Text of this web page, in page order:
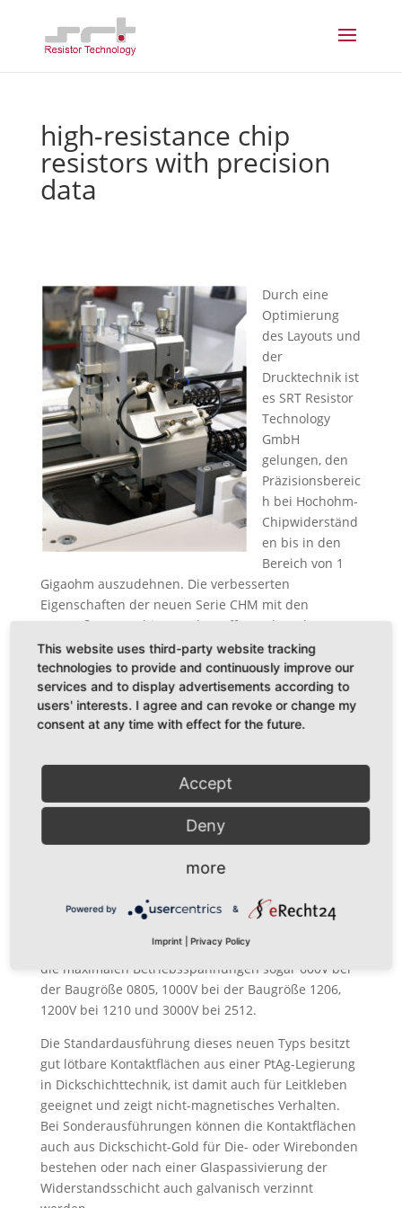
high-resistance chip
resistors with precision
data
Durch eine
Optimierung
des Layouts und
der
Drucktechnik ist
es SRT Resistor
Technology
GmbH
gelungen, den
Präzisionsbereic
h bei Hochohm-
Chipwiderständ
en bis in den
Bereich von 1
Gigaohm auszudehnen. Die verbesserten
Eigenschaften der neuen Serie CHM mit den
Baugrößen 0805 bis 2512 betreffen neben der
Widerstandstoleranz vor allem die Temperatur- und
Spannungskoeffizienten. So ist jetzt z.B. die
Baugröße 1206 im Bereich bis 1 Gigaohm mit einem
Temperatur-koeffizienten von 50 ppm/K und einem
Spannungskoeffizienten von kleiner als 100 ppm/V
sich auch bei den anderen Baugrößen ergeben.
Durch das optimierte Layout war es möglich, die
maximalen Betriebsspannungen dieser Widerstände
beträchtlich zu erhöhen. Unter Berücksichtigung der
Belastbarkeit kann z.B. die Baugröße 0805 jetzt mit
(bisher 200V) betrieben werden. Wenn keine engere
deshalb nicht abgeglichen werden müssen, betragen
die maximalen Betriebsspannungen sogar 600V bei
der Baugröße 0805, 1000V bei der Baugröße 1206,
1200V bei 1210 und 3000V bei 2512.
Die Standardausführung dieses neuen Typs besitzt
gut lötbare Kontaktflächen aus einer PtAg-Legierung
in Dickschichttechnik, ist damit auch für Leitkleben
geeignet und zeigt nicht-magnetisches Verhalten.
Bei Sonderausführungen können die Kontaktflächen
auch aus Dickschicht-Gold für Die- oder Wirebonden
bestehen oder nach einer Glaspassivierung der
Widerstandsschicht auch galvanisch verzinnt
This website uses third-party website tracking
technologies to provide and continuously improve our
services and to display advertisements according to
users' interests. I agree and can revoke or change my
consent at any time with effect for the future.
Accept
Deny
more
Powered by &
Imprint Privacy Policy